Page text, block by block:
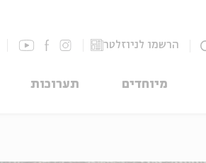
הרשמו לניוזלטר
מיוחדים תערוכות